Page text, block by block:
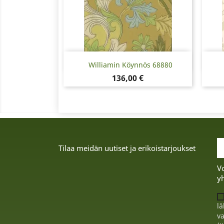
Williamin Köynnös 68880
Hinta
136,00 €
Pikakatselu
Tilaa meidän uutiset ja erikoistarjoukset